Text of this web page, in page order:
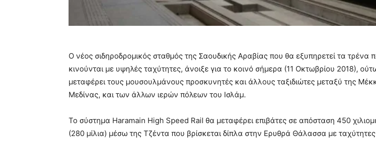
Ο νέος σιδηροδρομικός σταθμός της Σαουδικής Αραβίας που θα εξυπηρετεί τα τρένα
κινούνται με υψηλές ταχύτητες, άνοιξε για το κοινό σήμερα (11 Οκτωβρίου 2018),
μεταφέρει τους μουσουλμάνους προσκυνητές και άλλους ταξιδιώτες μεταξύ της
Μεδίνας, και των άλλων ιερών πόλεων του Ισλάμ.
Το σύστημα Haramain High Speed ​​Rail θα μεταφέρει επιβάτες σε απόσταση 450
(280 μίλια) μέσω της Τζέντα που βρίσκεται δίπλα στην Ερυθρά Θάλασσα με